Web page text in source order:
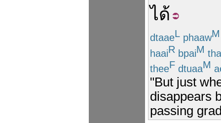
ได้
dtaaeL phaawM
haaiR bpaiM
theeF dtuaaM
"But just
disappears
passing